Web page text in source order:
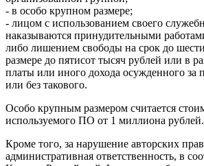
- в особо крупном размере;
- лицом с использованием своего
наказываются принудительными
либо лишением свободы на срок до
размере до пятисот тысяч рублей или в
платы или иного дохода осужденного за
или без такового.
Особо крупным размером считается
используемого ПО от 1 миллиона рублей.
Кроме того, за нарушение авторских
административная ответственность, в